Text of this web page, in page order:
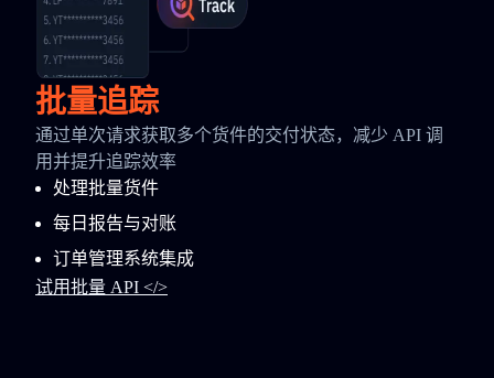
批量追踪
通过单次请求获取多个货件的交付状态，减少 API 调
用并提升追踪效率
处理批量货件
每日报告与对账
订单管理系统集成
试用批量 API </>